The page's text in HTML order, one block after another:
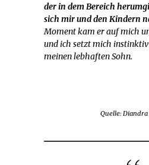
der in dem Bereich
sich mir und den Kindern
Moment kam er auf mich
und ich setzt mich
meinen lebhaften Sohn.
Quelle: Diandra